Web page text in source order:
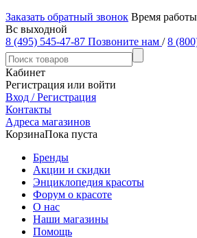
Заказать обратный звонок Время
Вс выходной
8 (495) 545-47-87 Позвоните нам / 8
Кабинет
Регистрация или войти
Вход / Регистрация
Контакты
Адреса магазинов
КорзинаПока пуста
Бренды
Акции и скидки
Энциклопедия красоты
Форум о красоте
О нас
Наши магазины
Помощь